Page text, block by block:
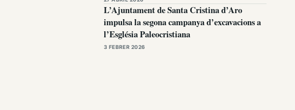
L’Ajuntament de Santa Cristina d’Aro
impulsa la segona campanya d’excavacions a
l’Església Paleocristiana
3 FEBRER 2026